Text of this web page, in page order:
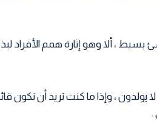
بسيط ، ألا وهو إثارة همم
يولدون ، وإذا ما كنت تريد أن تكون
.